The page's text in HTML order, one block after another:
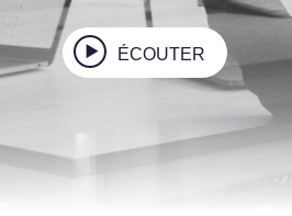
ÉCOUTER